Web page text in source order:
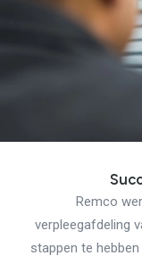
Remco
verpleegafdeling
stappen te